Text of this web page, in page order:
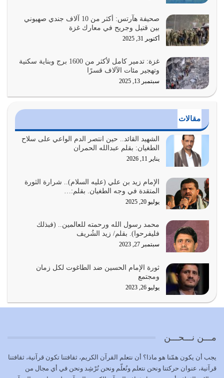
فيه كثيرة وسينصرك الله عليه إذا…
يوليو 26, 2026
أراد الله لهذه الأمة ان تكون خير امة أخرجت للناس بالنهوض
بالأمر بالمعروف والنهي عن…
يوليو 25, 2026
الدين الذي شرعه الله لا يجوز أن يخضع لآرائنا وأهوائنا
أي أمة تتفرق في الدين وتتفرق في كيانها معناه أنها أصبحت
أمة عاجزة عن النهوض…
يوليو 23, 2026
بحبل الله جميعاً وليس كل…
يوليو 22, 2026
يشاء ويذل من يشاء
يوليو 21, 2026
كل زمان…
يوليو 19, 2026
الوظيفة عبارة عن مسؤولية يجب النهوض بها كما ينبغي لكي
وَالْمُنْفِقِينَ…
يوليو 17, 2026
صحيفة هآرتس: أكثر من 10 آلاف جندي صهيوني
بين قتيل وجريح في معارك غزة
أكتوبر 31, 2025
غزة: تدمير كامل لأكثر من 1600 برج وبناية سكنية
وتهجير مئات الآلاف قسرًا
سبتمبر 13, 2025
مقالات
الشهيد القائد.. حين انتصر الدم الواعي على سلاح
الطغيان: بقلم عبدالله الحمران
يناير 11, 2026
الإمام زيد بن علي (عليه السلام).. شرارة الثورة
المتقدة في وجه الطغيان. بقلم:…
يوليو 20, 2025
محمد رسول الله ورحمته للعالمين.. (فبذلك
فليفرحوا). بقلم/ زيد الشُريف
سبتمبر 27, 2023
ثورة الإمام الحسين ضد الطاغوت لكل زمان
ومجتمع
يوليو 26, 2023
مـــن نـــحـــن
يجب أن يكون همّنا هو ماذا؟ أن نتعلم القرآن الكريم، ثقافتنا تكون قرآنية، ثقافتنا
قرآنية، عنوان حركتنا ونحن نتعلم ونُعلّم ونحن نُرْشِد ونحن في أي مجال من